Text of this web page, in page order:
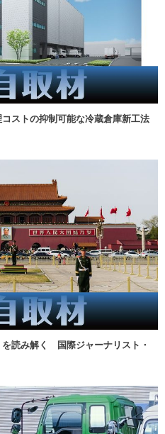
ストの抑制可能な冷蔵倉庫新工法
を読み解く 国際ジャーナリスト・